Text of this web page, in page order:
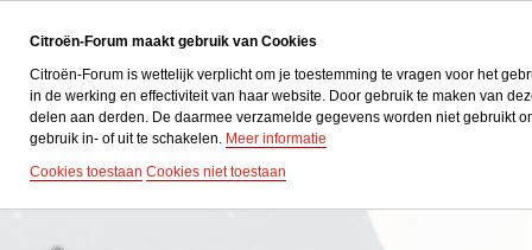
Citroën-Forum maakt gebruik van Cookies
Citroën-Forum is wettelijk verplicht om je toestemming te vragen voor het
in de werking en effectiviteit van haar website. Door gebruik te maken van
delen aan derden. De daarmee verzamelde gegevens worden niet gebruikt
gebruik in- of uit te schakelen. Meer informatie
Cookies toestaan Cookies niet toestaan